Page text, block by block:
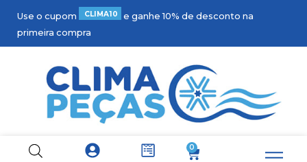
Use o cupom CLIMA10
e ganhe 10% de desconto na
primeira compra
0